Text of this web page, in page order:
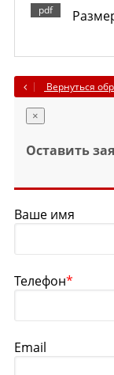
Вернуться
×
Оставить
Ваше имя
Телефон*
Email